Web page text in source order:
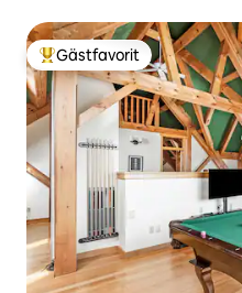
Populär gästfavorit
Gästfavorit